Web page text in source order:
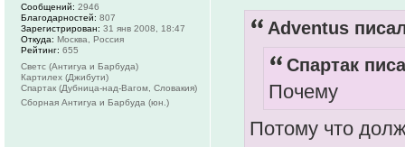
Adventus
Спартак
Почему
Потому что
Сообщений: 2946
Благодарностей: 807
Зарегистрирован: 31 янв 2008, 18:47
Откуда: Москва, Россия
Рейтинг: 655
Светс (Антигуа и Барбуда)
Картилех (Джибути)
Спартак (Дубница-над-Вагом, Словакия)
Сборная Антигуа и Барбуда (юн.)